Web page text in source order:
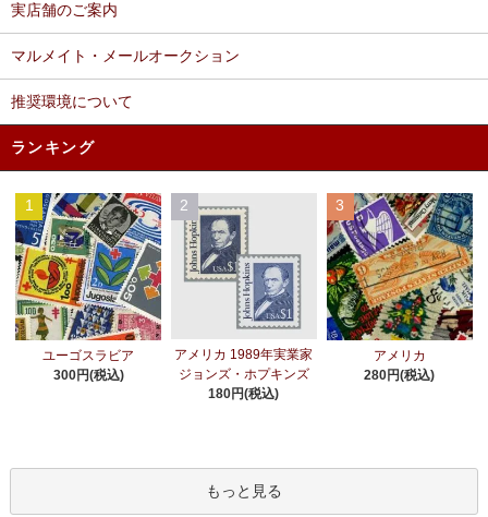
実店舗のご案内
マルメイト・メールオークション
推奨環境について
ランキング
1
ユーゴスラビア
300円(税込)
2
アメリカ 1989年実業家
ジョンズ・ホプキンズ
180円(税込)
3
アメリカ
280円(税込)
もっと見る